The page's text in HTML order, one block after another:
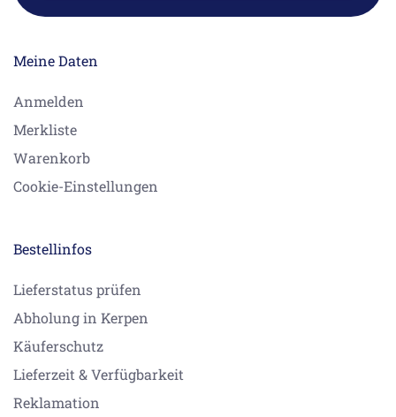
Meine Daten
Anmelden
Merkliste
Warenkorb
Cookie-Einstellungen
Bestellinfos
Lieferstatus prüfen
Abholung in Kerpen
Käuferschutz
Lieferzeit & Verfügbarkeit
Reklamation